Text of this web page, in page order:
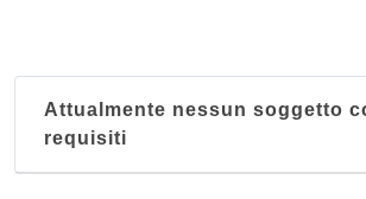
Attualmente nessun soggetto
requisiti